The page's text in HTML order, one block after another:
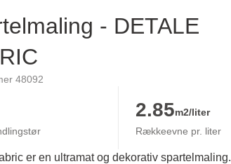
- DETALE
48092
2.85m2/liter
Rækkeevne pr. liter
er en ultramat og dekorativ spartelmaling.